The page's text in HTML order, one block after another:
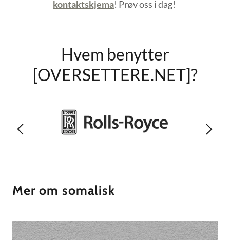
kontaktskjema! Prøv oss i dag!
Hvem benytter
[OVERSETTERE.NET]?
Mer om somalisk